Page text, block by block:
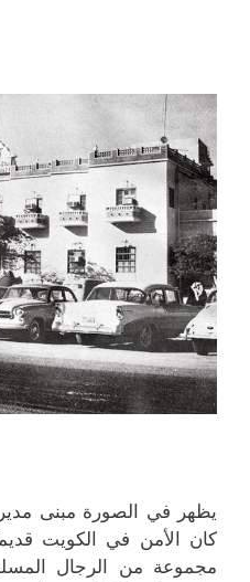
يظهر في الصورة مبنى
كان الأمن في الكويت
مجموعة من الرجال